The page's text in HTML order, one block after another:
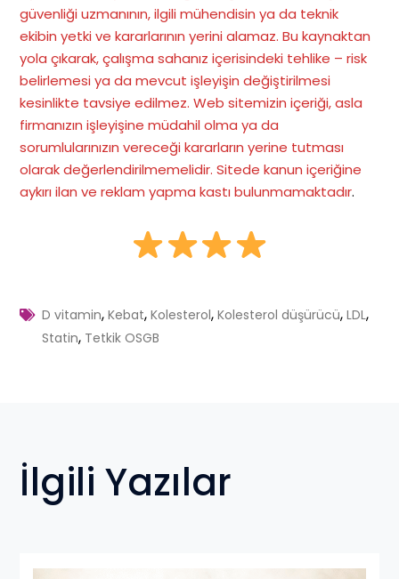
güvenliği uzmanının, ilgili mühendisin ya da teknik
ekibin yetki ve kararlarının yerini alamaz. Bu kaynaktan
yola çıkarak, çalışma sahanız içerisindeki tehlike – risk
belirlemesi ya da mevcut işleyişin değiştirilmesi
kesinlikte tavsiye edilmez. Web sitemizin içeriği, asla
firmanızın işleyişine müdahil olma ya da
sorumlularınızın vereceği kararların yerine tutması
olarak değerlendirilmemelidir. Sitede kanun içeriğine
aykırı ilan ve reklam yapma kastı bulunmamaktadır.
D vitamin,Kebat,Kolesterol,Kolesterol düşürücü,LDL,
Statin, Tetkik OSGB
İlgili Yazılar